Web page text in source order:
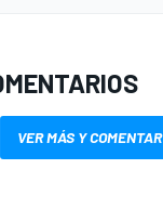
VER MÁS Y COMENTAR